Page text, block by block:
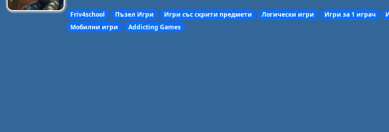
Friv4school Пъзел Игри Игри със скрити предмети Логически игри Игри за 1 играч
Мобилни игри
Addicting Games